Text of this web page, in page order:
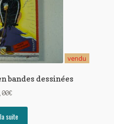
vendu
bandes dessinées
€
suite